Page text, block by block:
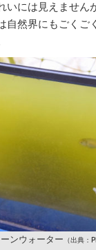
いには見えません
自然界にもごくご
ンウォーター （出典：